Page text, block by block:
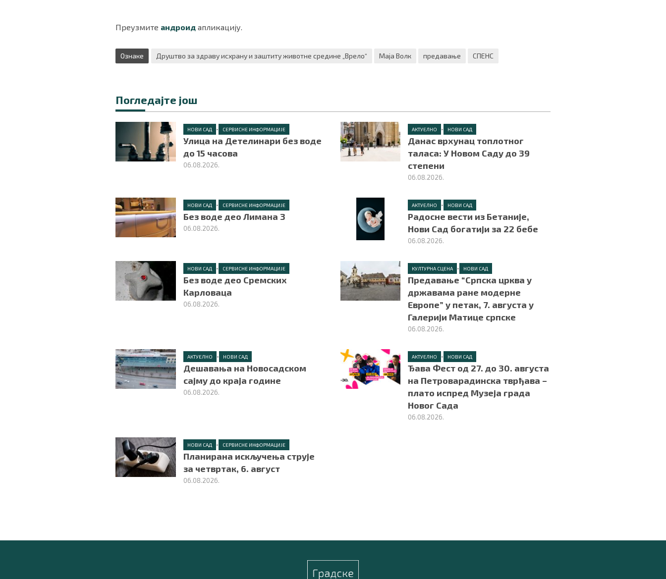
Преузмите андроид апликацију.
Ознаке Друштво за здраву исхрану и заштиту животне средине „Врело“ Маја Волк предавање СПЕНС
Погледајте још
НОВИ САД • СЕРВИСНЕ ИНФОРМАЦИЈЕ
Улица на Детелинари без воде
до 15 часова
06.08.2026.
АКТУЕЛНО • НОВИ САД
Данас врхунац топлотног
таласа: У Новом Саду до 39
степени
06.08.2026.
НОВИ САД • СЕРВИСНЕ ИНФОРМАЦИЈЕ
Без воде део Лимана 3
06.08.2026.
АКТУЕЛНО • НОВИ САД
Радосне вести из Бетаније,
Нови Сад богатији за 22 бебе
06.08.2026.
НОВИ САД • СЕРВИСНЕ ИНФОРМАЦИЈЕ
Без воде део Сремских
Карловаца
06.08.2026.
КУЛТУРНА СЦЕНА • НОВИ САД
Предавање “Српска црква у
државама ране модерне
Европе” у петак, 7. августа у
Галерији Матице српске
06.08.2026.
АКТУЕЛНО • НОВИ САД
Дешавања на Новосадском
сајму до краја године
06.08.2026.
АКТУЕЛНО • НОВИ САД
Ђава Фест од 27. до 30. августа
на Петроварадинска тврђава –
плато испред Музеја града
Новог Сада
06.08.2026.
НОВИ САД • СЕРВИСНЕ ИНФОРМАЦИЈЕ
Планирана искључења струје
за четвртак, 6. август
06.08.2026.